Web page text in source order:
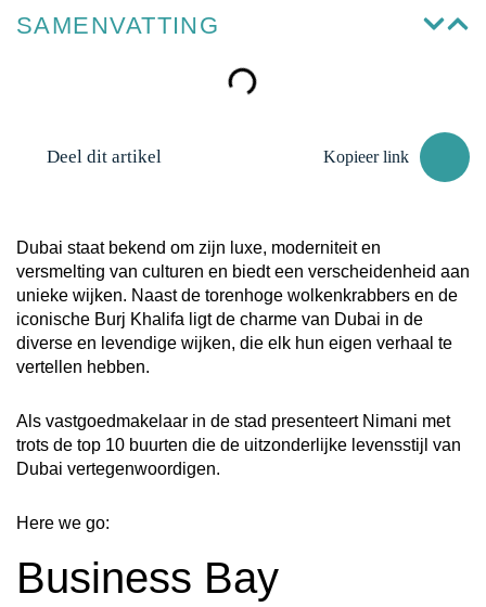
SAMENVATTING
Deel dit artikel Kopieer link
Dubai staat bekend om zijn luxe, moderniteit en
versmelting van culturen en biedt een verscheidenheid aan
unieke wijken. Naast de torenhoge wolkenkrabbers en de
iconische Burj Khalifa ligt de charme van Dubai in de
diverse en levendige wijken, die elk hun eigen verhaal te
vertellen hebben.
Als vastgoedmakelaar in de stad presenteert Nimani met
trots de top 10 buurten die de uitzonderlijke levensstijl van
Dubai vertegenwoordigen.
Here we go:
Business Bay